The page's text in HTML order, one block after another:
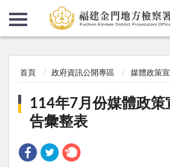
首頁 政府資訊公開專區 媒體政策
114年7月份媒體政策
告彙整表